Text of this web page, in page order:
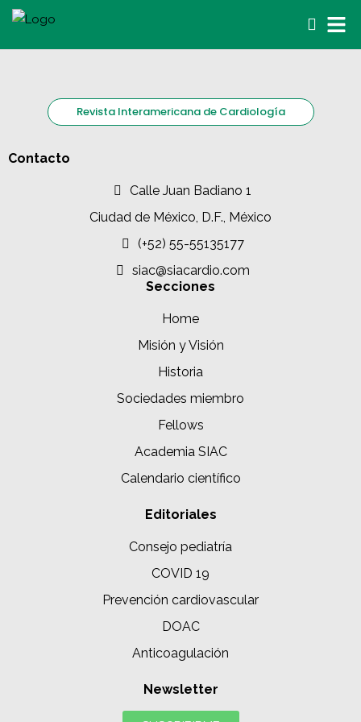
Revista Interamericana de Cardiología
Contacto
Calle Juan Badiano 1
Ciudad de México, D.F., México
(+52) 55-55135177
siac@siacardio.com
Secciones
Home
Misión y Visión
Historia
Sociedades miembro
Fellows
Academia SIAC
Calendario científico
Editoriales
Consejo pediatría
COVID 19
Prevención cardiovascular
DOAC
Anticoagulación
Newsletter